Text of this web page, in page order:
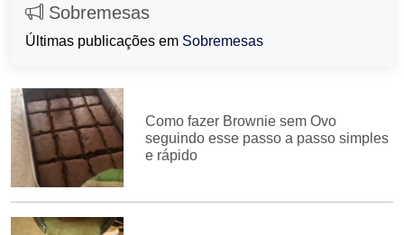
Sobremesas
Últimas publicações em Sobremesas
Como fazer Brownie sem Ovo
seguindo esse passo a passo simples
e rápido